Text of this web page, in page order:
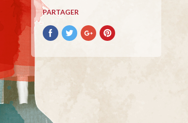
Europeus
PARTAGER
Partager
avec
Partager
avec
Partager
avec
Partager
avec